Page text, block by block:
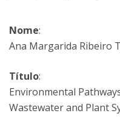
Nome:
Ana Margarida Ribeiro
Título:
Environmental
Wastewater and Plant